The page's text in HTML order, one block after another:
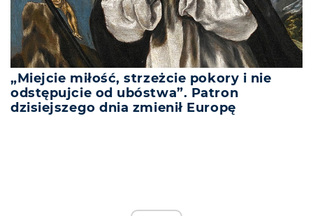
„Miejcie miłość, strzeżcie pokory i nie
odstępujcie od ubóstwa”. Patron
dzisiejszego dnia zmienił Europę